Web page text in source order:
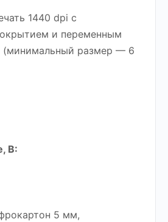
1440 dpi с
и переменным
(минимальный размер — 6
В:
5 мм,